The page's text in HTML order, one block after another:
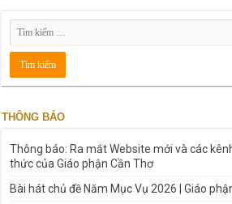
THÔNG BÁO
Thông báo: Ra mắt Website mới và các
thức của Giáo phận Cần Thơ
Bài hát chủ đề Năm Mục Vụ 2026 | Giáo